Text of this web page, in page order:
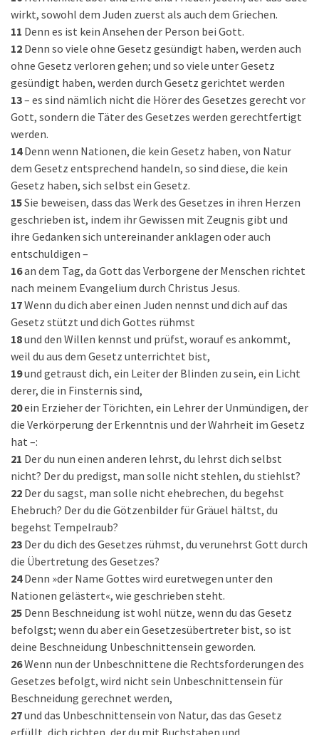
wirkt, sowohl dem Juden zuerst als auch dem Griechen.
11 Denn es ist kein Ansehen der Person bei Gott.
12 Denn so viele ohne Gesetz gesündigt haben, werden auch
ohne Gesetz verloren gehen; und so viele unter Gesetz
gesündigt haben, werden durch Gesetz gerichtet werden
13– es sind nämlich nicht die Hörer des Gesetzes gerecht vor
Gott, sondern die Täter des Gesetzes werden gerechtfertigt
werden.
14 Denn wenn Nationen, die kein Gesetz haben, von Natur
dem Gesetz entsprechend handeln, so sind diese, die kein
Gesetz haben, sich selbst ein Gesetz.
15Sie beweisen, dass das Werk des Gesetzes in ihren Herzen
geschrieben ist, indem ihr Gewissen mit Zeugnis gibt und
ihre Gedanken sich untereinander anklagen oder auch
entschuldigen –
16an dem Tag, da Gott das Verborgene der Menschen richtet
nach meinem Evangelium durch Christus Jesus.
17Wenn du dich aber einen Juden nennst und dich auf das
Gesetz stützt und dich Gottes rühmst
18und den Willen kennst und prüfst, worauf es ankommt,
weil du aus dem Gesetz unterrichtet bist,
19und getraust dich, ein Leiter der Blinden zu sein, ein Licht
derer, die in Finsternis sind,
20ein Erzieher der Törichten, ein Lehrer der Unmündigen, der
die Verkörperung der Erkenntnis und der Wahrheit im Gesetz
hat –:
21 Der du nun einen anderen lehrst, du lehrst dich selbst
nicht? Der du predigst, man solle nicht stehlen, du stiehlst?
22 Der du sagst, man solle nicht ehebrechen, du begehst
Ehebruch? Der du die Götzenbilder für Gräuel hältst, du
begehst Tempelraub?
23 Der du dich des Gesetzes rühmst, du verunehrst Gott durch
die Übertretung des Gesetzes?
24 Denn »der Name Gottes wird euretwegen unter den
Nationen gelästert«, wie geschrieben steht.
25 Denn Beschneidung ist wohl nütze, wenn du das Gesetz
befolgst; wenn du aber ein Gesetzesübertreter bist, so ist
deine Beschneidung Unbeschnittensein geworden.
26Wenn nun der Unbeschnittene die Rechtsforderungen des
Gesetzes befolgt, wird nicht sein Unbeschnittensein für
Beschneidung gerechnet werden,
27und das Unbeschnittensein von Natur, das das Gesetz
erfüllt, dich richten, der du mit Buchstaben und